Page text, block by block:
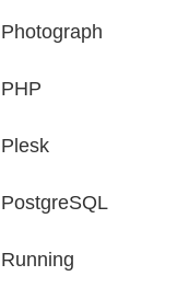
Photograph
PHP
Plesk
PostgreSQL
Running